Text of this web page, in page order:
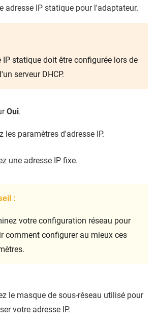
adresse IP statique pour l'adaptateur.
IP statique doit être configurée lors de
serveur DHCP.
Oui.
les paramètres d'adresse IP.
une adresse IP fixe.
:
votre configuration réseau pour
comment configurer au mieux ces
le masque de sous-réseau utilisé pour
votre adresse IP.